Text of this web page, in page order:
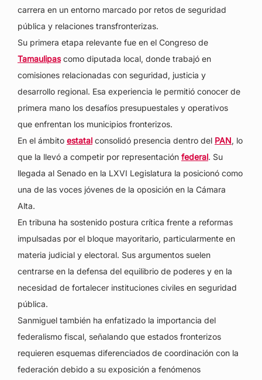
carrera en un entorno marcado por retos de seguridad
pública y relaciones transfronterizas.
Su primera etapa relevante fue en el Congreso de
Tamaulipascomo diputada local, donde trabajó en
comisiones relacionadas con seguridad, justicia y
desarrollo regional. Esa experiencia le permitió conocer de
primera mano los desafíos presupuestales y operativos
que enfrentan los municipios fronterizos.
En el ámbito estatal consolidó presencia dentro del PAN, lo
que la llevó a competir por representación federal. Su
llegada al Senado en la LXVI Legislatura la posicionó como
una de las voces jóvenes de la oposición en la Cámara
Alta.
En tribuna ha sostenido postura crítica frente a reformas
impulsadas por el bloque mayoritario, particularmente en
materia judicial y electoral. Sus argumentos suelen
centrarse en la defensa del equilibrio de poderes y en la
necesidad de fortalecer instituciones civiles en seguridad
pública.
Sanmiguel también ha enfatizado la importancia del
federalismo fiscal, señalando que estados fronterizos
requieren esquemas diferenciados de coordinación con la
federación debido a su exposición a fenómenos